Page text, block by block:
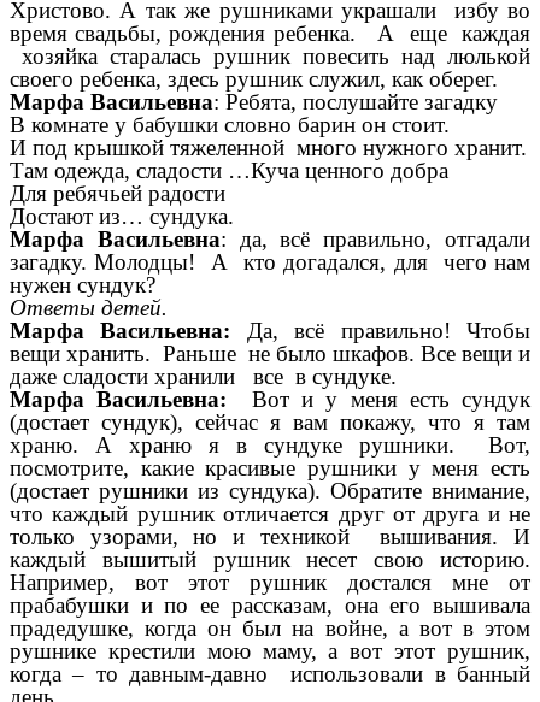
Христово. А так же рушниками украшали избу во
время свадьбы, рождения ребенка. А еще каждая
хозяйка старалась рушник повесить над люлькой
своего ребенка, здесь рушник служил, как оберег.
Марфа Васильевна: Ребята, послушайте загадку
В комнате у бабушки словно барин он стоит.
И под крышкой тяжеленной много нужного хранит.
Там одежда, сладости …Куча ценного добра
Для ребячьей радости
Достают из… сундука.
Марфа Васильевна: да, всё правильно, отгадали
загадку. Молодцы! А кто догадался, для чего нам
нужен сундук?
Ответы детей.
Марфа Васильевна: Да, всё правильно! Чтобы
вещи хранить. Раньше не было шкафов. Все вещи и
даже сладости хранили все в сундуке.
Марфа Васильевна: Вот и у меня есть сундук
(достает сундук), сейчас я вам покажу, что я там
храню. А храню я в сундуке рушники. Вот,
посмотрите, какие красивые рушники у меня есть
(достает рушники из сундука). Обратите внимание,
что каждый рушник отличается друг от друга и не
только узорами, но и техникой вышивания. И
каждый вышитый рушник несет свою историю.
Например, вот этот рушник достался мне от
прабабушки и по ее рассказам, она его вышивала
прадедушке, когда он был на войне, а вот в этом
рушнике крестили мою маму, а вот этот рушник,
когда – то давным-давно использовали в банный